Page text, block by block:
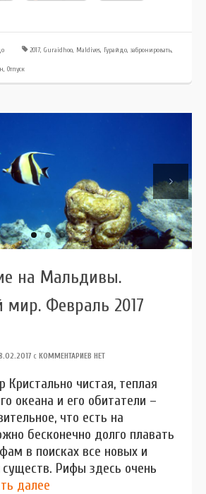
2017, Guraidhoo, Maldives, Гурайдо, забронировать,
, Отпуск
Next
на Мальдивы.
Февраль 2017
с КОММЕНТАРИЕВ НЕТ
чистая, теплая
океана и его обитатели –
что есть на
бесконечно долго плавать
в поисках все новых и
Рифы здесь очень
далее